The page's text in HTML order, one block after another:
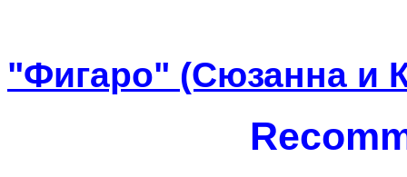
"Фигаро" (Сюзанна и